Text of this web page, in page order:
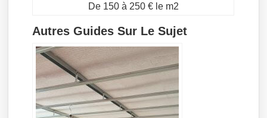
De 150 à 250 € le m2
Autres Guides Sur Le Sujet